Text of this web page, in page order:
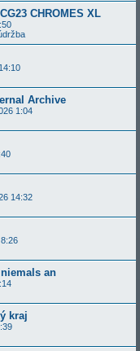
CHROMES XL
Archive
1:04
14:32
an
kraj